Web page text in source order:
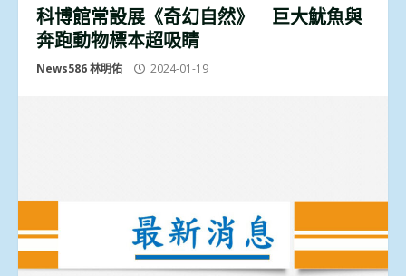
科博館常設展《奇幻自然》 巨大魷魚與
奔跑動物標本超吸睛
News586 林明佑 2024-01-19